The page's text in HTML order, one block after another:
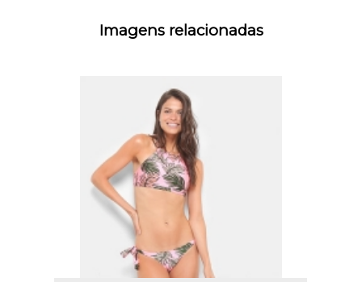
Imagens relacionadas